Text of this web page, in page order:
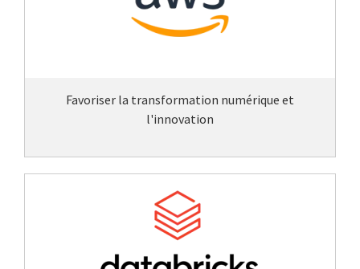
Favoriser la transformation numérique et
l'innovation